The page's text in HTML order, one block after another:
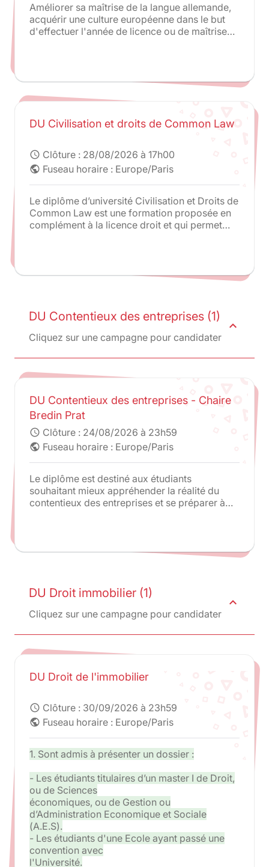
Améliorer sa maîtrise de la langue allemande,
acquérir une culture européenne dans le but
d'effectuer l'année de licence ou de maîtrise
DU Civilisation et droits de Common Law
schedule Clôture : 28/08/2026 à 17h00
public Fuseau horaire : Europe/Paris
Le diplôme d’université Civilisation et Droits de
Common Law est une formation proposée en
complément à la licence droit et qui permet
DU Contentieux des entreprises (1)
Cliquez sur une campagne pour candidater
expand_less
DU Contentieux des entreprises - Chaire
Bredin Prat
schedule Clôture : 24/08/2026 à 23h59
public Fuseau horaire : Europe/Paris
Le diplôme est destiné aux étudiants
souhaitant mieux appréhender la réalité du
contentieux des entreprises et se préparer à
DU Droit immobilier (1)
Cliquez sur une campagne pour candidater
expand_less
DU Droit de l'immobilier
schedule Clôture : 30/09/2026 à 23h59
public Fuseau horaire : Europe/Paris
1. Sont admis à présenter un dossier :
- Les étudiants titulaires d’un master I de Droit,
ou de Sciences
économiques, ou de Gestion ou
d’Administration Economique et Sociale
(A.E.S).
- Les étudiants d'une Ecole ayant passé une
convention avec
l'Université.